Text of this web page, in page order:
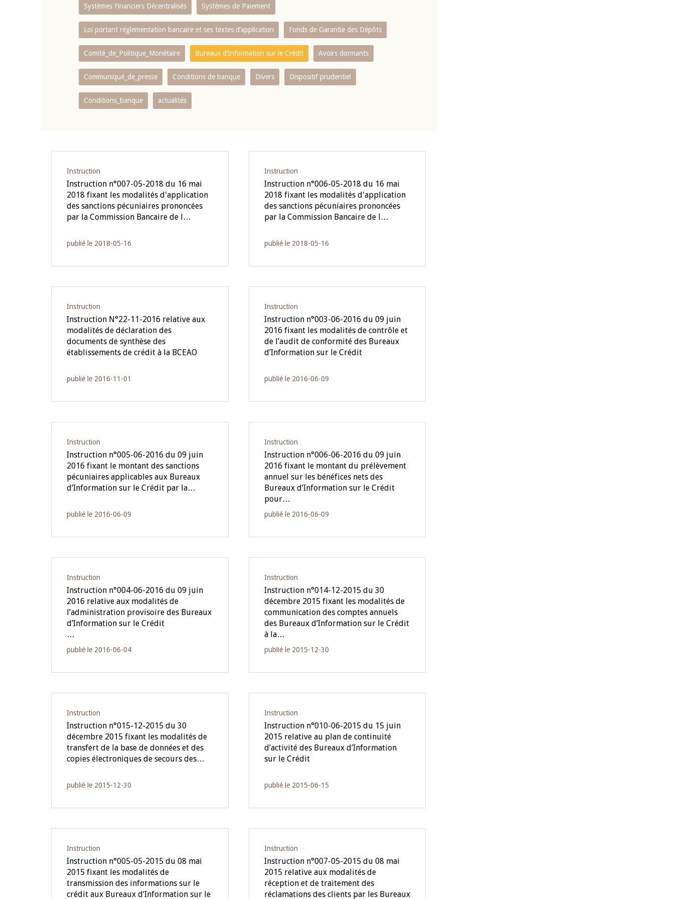
Systèmes Financiers Décentralisés Systèmes de Paiement
Loi portant réglementation bancaire et ses textes d’application Fonds de Garantie des Dépôts
Comité_de_Politique_Monétaire Bureaux d’Information sur le Crédit Avoirs dormants
Communiqué_de_presse Conditions de banque Divers Dispositif prudentiel
Conditions_banque actualités
Instruction
Instruction n°007-05-2018 du 16 mai
2018 fixant les modalités d'application
des sanctions pécuniaires prononcées
par la Commission Bancaire de l…
publié le 2018-05-16
Instruction
Instruction n°006-05-2018 du 16 mai
2018 fixant les modalités d'application
des sanctions pécuniaires prononcées
par la Commission Bancaire de l…
publié le 2018-05-16
Instruction
Instruction N°22-11-2016 relative aux
modalités de déclaration des
documents de synthèse des
établissements de crédit à la BCEAO
publié le 2016-11-01
Instruction
Instruction n°003-06-2016 du 09 juin
2016 fixant les modalités de contrôle et
de l’audit de conformité des Bureaux
d’Information sur le Crédit
publié le 2016-06-09
Instruction
Instruction n°005-06-2016 du 09 juin
2016 fixant le montant des sanctions
pécuniaires applicables aux Bureaux
d’Information sur le Crédit par la…
publié le 2016-06-09
Instruction
Instruction n°006-06-2016 du 09 juin
2016 fixant le montant du prélèvement
annuel sur les bénéfices nets des
Bureaux d’Information sur le Crédit
pour…
publié le 2016-06-09
Instruction
Instruction n°004-06-2016 du 09 juin
2016 relative aux modalités de
l’administration provisoire des Bureaux
d’Information sur le Crédit
…
publié le 2016-06-04
Instruction
Instruction n°014-12-2015 du 30
décembre 2015 fixant les modalités de
communication des comptes annuels
des Bureaux d’Information sur le Crédit
à la…
publié le 2015-12-30
Instruction
Instruction n°015-12-2015 du 30
décembre 2015 fixant les modalités de
transfert de la base de données et des
copies électroniques de secours des…
publié le 2015-12-30
Instruction
Instruction n°010-06-2015 du 15 juin
2015 relative au plan de continuité
d’activité des Bureaux d’Information
sur le Crédit
publié le 2015-06-15
Instruction
Instruction n°005-05-2015 du 08 mai
2015 fixant les modalités de
transmission des informations sur le
crédit aux Bureaux d’Information sur le
Instruction
Instruction n°007-05-2015 du 08 mai
2015 relative aux modalités de
réception et de traitement des
réclamations des clients par les Bureaux